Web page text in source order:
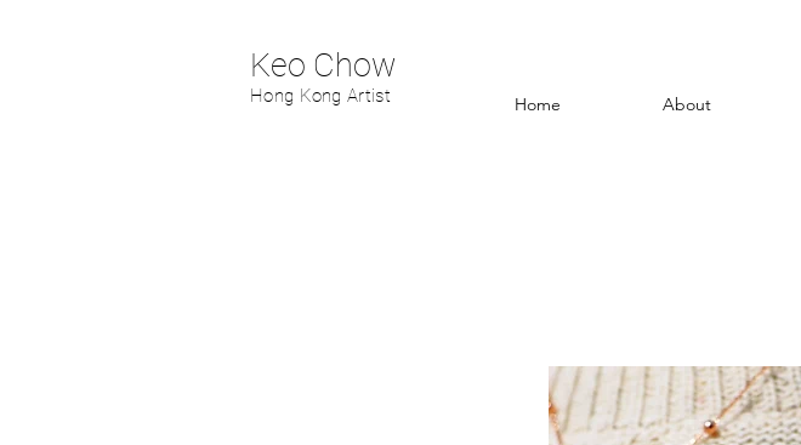
Keo Chow
Hong Kong Artist Home About